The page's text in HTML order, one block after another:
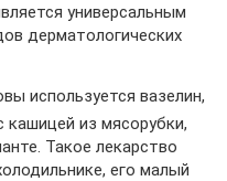
универсальным
дерматологических
используется вазелин,
из мясорубки,
Такое лекарство
его малый